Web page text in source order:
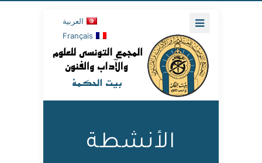
العربية
Français
الأنشطة